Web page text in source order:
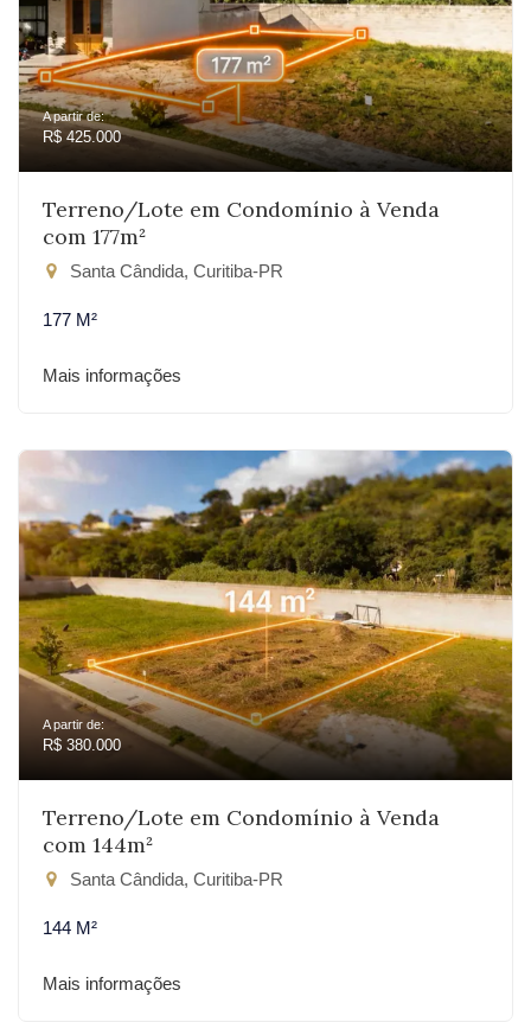
A partir de:
R$ 425.000
Terreno/Lote em Condomínio à Venda
com 177m²
Santa Cândida, Curitiba-PR
177 M²
Mais informações
A partir de:
R$ 380.000
Terreno/Lote em Condomínio à Venda
com 144m²
Santa Cândida, Curitiba-PR
144 M²
Mais informações